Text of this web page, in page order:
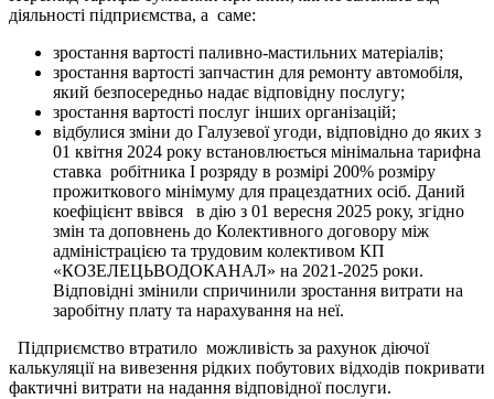
діяльності підприємства, а саме:
зростання вартості паливно-мастильних матеріалів;
зростання вартості запчастин для ремонту автомобіля,
який безпосередньо надає відповідну послугу;
зростання вартості послуг інших організацій;
відбулися зміни до Галузевої угоди, відповідно до яких з
01 квітня 2024 року встановлюється мінімальна тарифна
ставка робітника І розряду в розмірі 200% розміру
прожиткового мінімуму для працездатних осіб. Даний
коефіцієнт ввівся в дію з 01 вересня 2025 року, згідно
змін та доповнень до Колективного договору між
адміністрацією та трудовим колективом КП
«КОЗЕЛЕЦЬВОДОКАНАЛ» на 2021-2025 роки.
Відповідні змінили спричинили зростання витрати на
заробітну плату та нарахування на неї.
Підприємство втратило можливість за рахунок діючої
калькуляції на вивезення рідких побутових відходів покривати
фактичні витрати на надання відповідної послуги.